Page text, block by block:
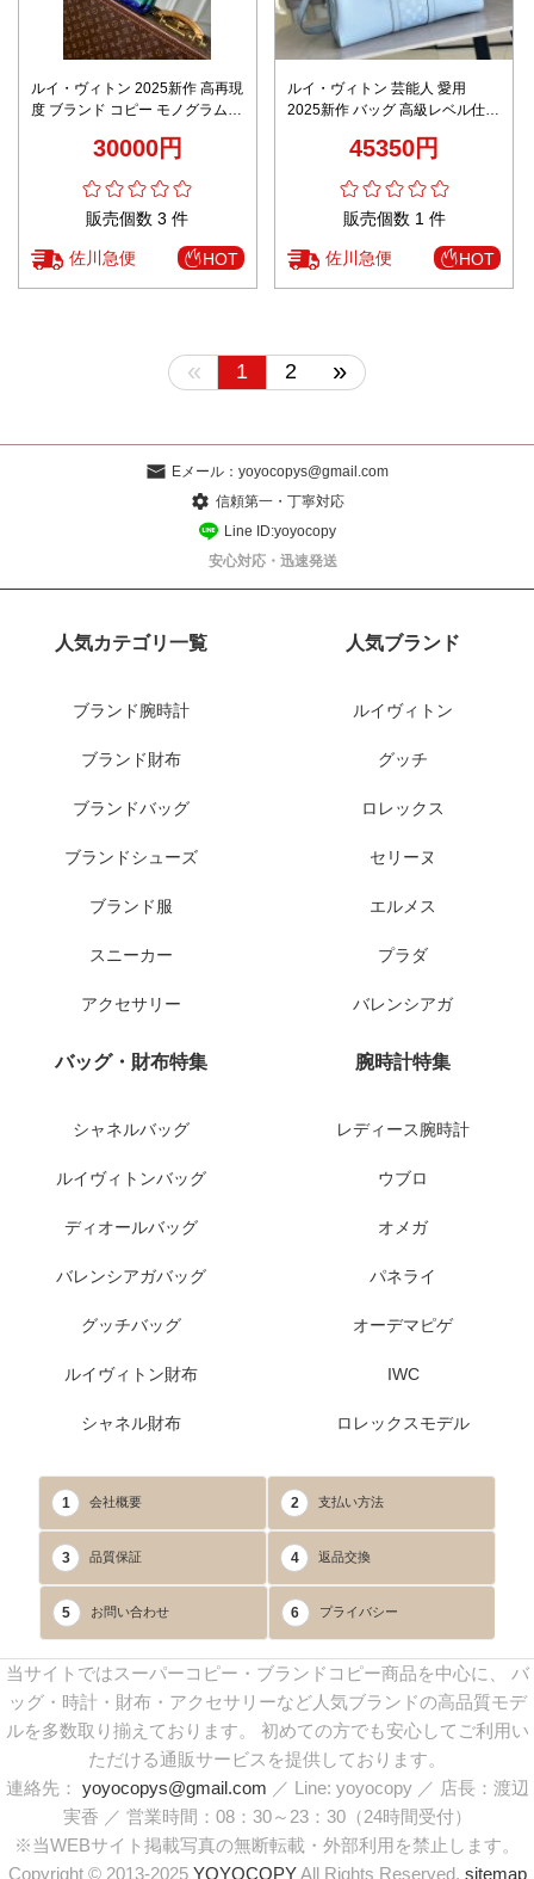
ルイ・ヴィトン 2025新作 高再現
度 ブランド コピー モノグラム
30000円
販売個数 3 件
佐川急便 HOT
ルイ・ヴィトン 芸能人 愛用
2025新作 バッグ 高級レベル仕様
45350円
販売個数 1 件
佐川急便 HOT
« 1 2 »
Eメール： yoyocopys@gmail.com
信頼第一・丁寧対応
Line ID:yoyocopy
安心対応・迅速発送
人気カテゴリ一覧
ブランド腕時計
ブランド財布
ブランドバッグ
ブランドシューズ
ブランド服
スニーカー
アクセサリー
人気ブランド
ルイヴィトン
グッチ
ロレックス
セリーヌ
エルメス
プラダ
バレンシアガ
バッグ・財布特集
シャネルバッグ
ルイヴィトンバッグ
ディオールバッグ
バレンシアガバッグ
グッチバッグ
ルイヴィトン財布
シャネル財布
腕時計特集
レディース腕時計
ウブロ
オメガ
パネライ
オーデマピゲ
IWC
ロレックスモデル
1 会社概要 2 支払い方法
3 品質保証 4 返品交換
5 お問い合わせ 6 プライバシー
当サイトではスーパーコピー・ブランドコピー商品を中心に、 バ
ッグ・時計・財布・アクセサリーなど人気ブランドの高品質モデ
ルを多数取り揃えております。 初めての方でも安心してご利用い
ただける通販サービスを提供しております。
連絡先： yoyocopys@gmail.com ／ Line: yoyocopy ／ 店長：渡辺
実香 ／ 営業時間：08：30～23：30（24時間受付）
※当WEBサイト掲載写真の無断転載・外部利用を禁止します。
Copyright © 2013-2025 YOYOCOPYAll Rights Reserved. sitemap